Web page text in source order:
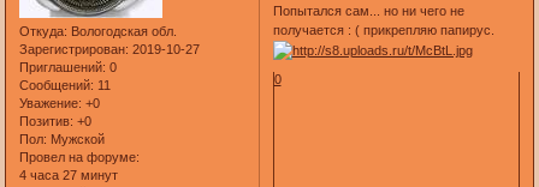
Откуда: Вологодская обл.
Зарегистрирован: 2019-10-27
Приглашений: 0
Сообщений: 11
Уважение: +0
Позитив: +0
Пол: Мужской
Провел на форуме:
4 часа 27 минут
Попытался сам... но ни чего не
получается : ( прикрепляю папирус.
0